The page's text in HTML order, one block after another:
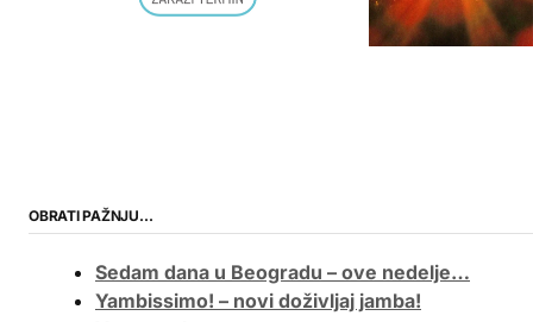
OBRATI PAŽNJU…
Sedam dana u Beogradu – ove nedelje…
Yambissimo! – novi doživljaj jamba!